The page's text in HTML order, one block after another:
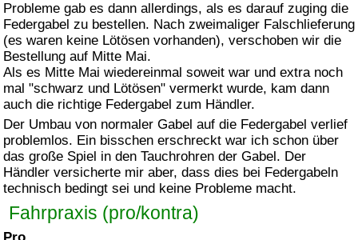
Probleme gab es dann allerdings, als es darauf zuging die
Federgabel zu bestellen. Nach zweimaliger Falschlieferung
(es waren keine Lötösen vorhanden), verschoben wir die
Bestellung auf Mitte Mai.
Als es Mitte Mai wiedereinmal soweit war und extra noch
mal "schwarz und Lötösen" vermerkt wurde, kam dann
auch die richtige Federgabel zum Händler.
Der Umbau von normaler Gabel auf die Federgabel verlief
problemlos. Ein bisschen erschreckt war ich schon über
das große Spiel in den Tauchrohren der Gabel. Der
Händler versicherte mir aber, dass dies bei Federgabeln
technisch bedingt sei und keine Probleme macht.
Fahrpraxis (pro/kontra)